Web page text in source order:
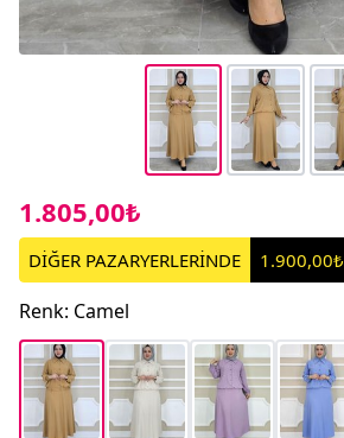
1.805,00₺
DİĞER PAZARYERLERİNDE 1.900,00₺
Renk: Camel